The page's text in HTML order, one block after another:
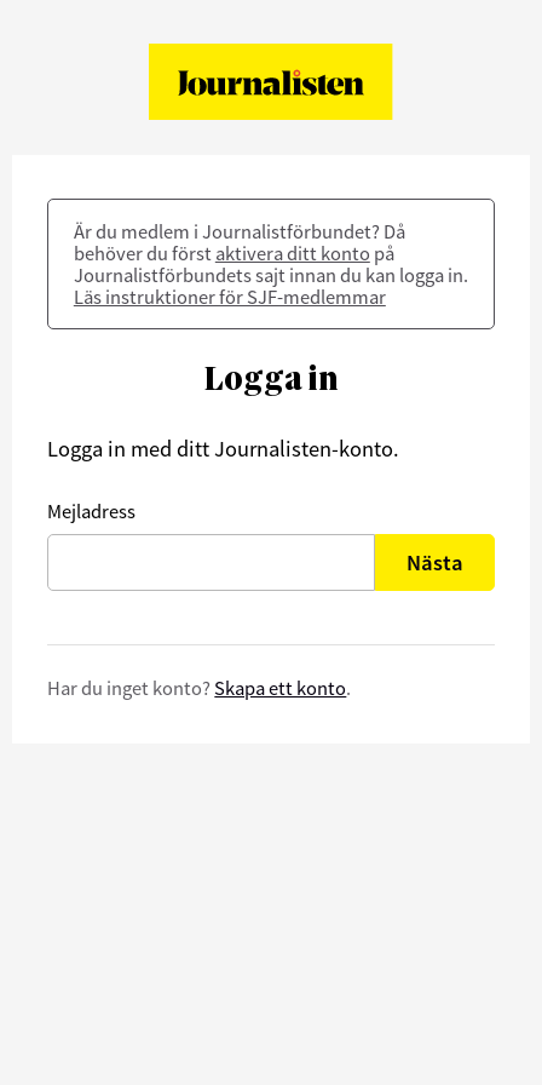
Är du medlem i Journalistförbundet? Då
behöver du först aktivera ditt konto på
Journalistförbundets sajt innan du kan logga in.
Läs instruktioner för SJF-medlemmar
Logga in
Logga in med ditt Journalisten-konto.
Mejladress
Nästa
Har du inget konto? Skapa ett konto.